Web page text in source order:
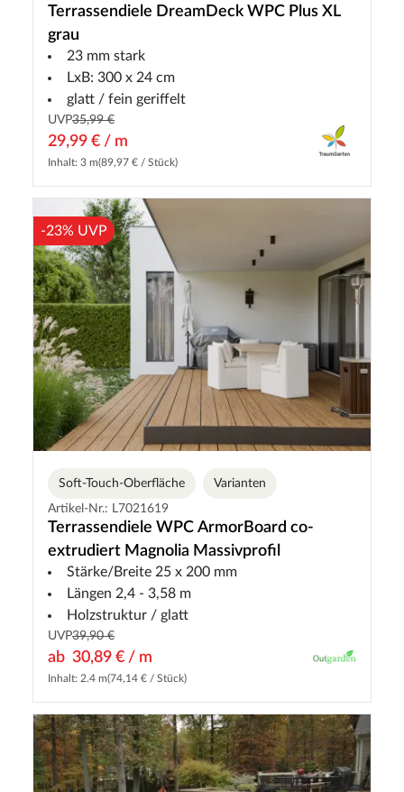
Terrassendiele DreamDeck WPC Plus XL
grau
23 mm stark
LxB: 300 x 24 cm
glatt / fein geriffelt
UVP35,99 €
29,99 € / m
Inhalt: 3 m(89,97 € / Stück)
-23% UVP
Soft-Touch-Oberfläche
Varianten
Artikel-Nr.: L7021619
Terrassendiele WPC ArmorBoard co-
extrudiert Magnolia Massivprofil
Stärke/Breite 25 x 200 mm
Längen 2,4 - 3,58 m
Holzstruktur / glatt
UVP39,90 €
ab 30,89 € / m
Inhalt: 2.4 m(74,14 € / Stück)